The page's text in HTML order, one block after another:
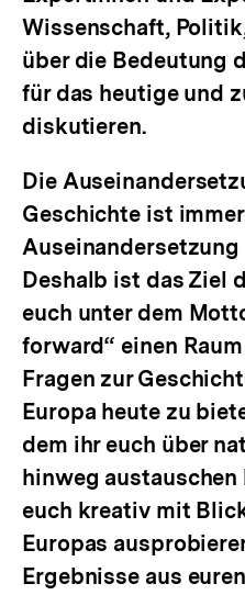
Wissenschaft,
über die Bedeutung
für das heutige und
diskutieren.
Die
Geschichte ist
Deshalb ist das Ziel
euch unter dem
forward“ einen
Fragen zur
Europa heute zu
dem ihr euch über
hinweg
euch kreativ mit
Europas
Ergebnisse aus